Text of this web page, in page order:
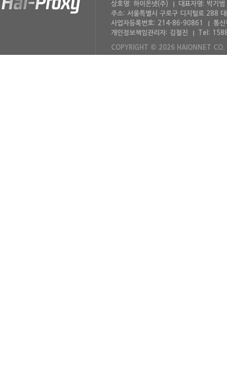
상호명: 하이온넷(주) 대표자명: 박기범
주소: 서울특별시 구로구 디지털로 288
사업자등록번호: 214-86-90861
통신
개인정보책임관리자: 김철진 Tel:
COPYRIGHT © 2026 HAIONNET CO.